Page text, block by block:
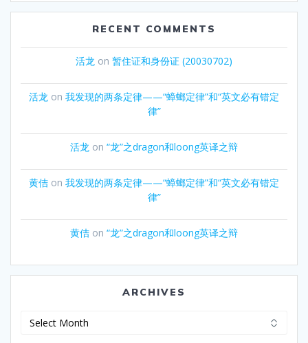
RECENT COMMENTS
活龙 on 暂住证和身份证 (20030702)
活龙 on 我发现的两条定律——“蟑螂定律”和“英文必有错定
律”
活龙 on “龙”之dragon和loong英译之辩
黄佶 on 我发现的两条定律——“蟑螂定律”和“英文必有错定
律”
黄佶 on “龙”之dragon和loong英译之辩
ARCHIVES
Archives